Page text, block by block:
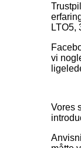
LTO5,
vi
Vores